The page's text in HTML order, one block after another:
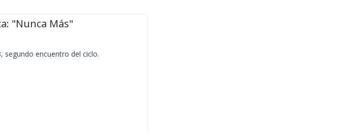
"Nunca Más"
segundo encuentro del ciclo.